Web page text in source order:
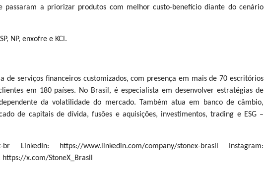
passaram a priorizar produtos com melhor custo-benefício diante do cenário
NP, enxofre e KCl.
de serviços financeiros customizados, com presença em mais de 70 escritórios
em 180 países. No Brasil, é especialista em desenvolver estratégias de
da volatilidade do mercado. Também atua em banco de câmbio,
de capitais de dívida, fusões e aquisições, investimentos, trading e ESG –
LinkedIn: https://www.linkedin.com/company/stonex-brasil Instagram:
x.com/StoneX_Brasil